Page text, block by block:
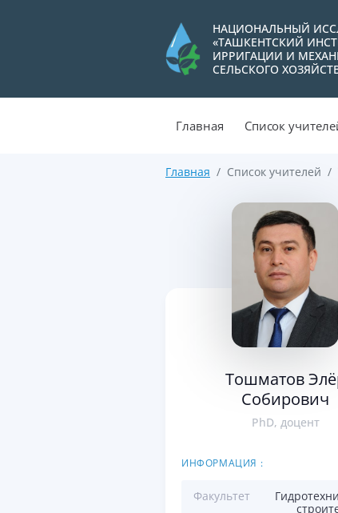
НАЦИОНАЛЬНЫЙ
«ТАШКЕНТСКИЙ
ИРРИГАЦИИ И
СЕЛЬСКОГО
Главная Список
Главная Список учителей
Тошматов
Собирович
PhD, доцент
ИНФОРМАЦИЯ :
Факультет